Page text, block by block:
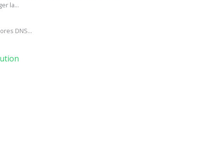
la...
DNS...